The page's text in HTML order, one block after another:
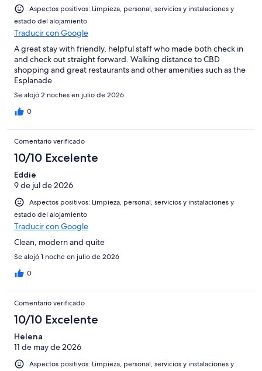
Mediocre
Horrible
Aspectos positivos: Limpieza, personal, servicios y instalaciones y
estado del alojamiento
Traducir con Google
A great stay with friendly, helpful staff who made both check in
and check out straight forward. Walking distance to CBD
shopping and great restaurants and other amenities such as the
Esplanade
Se alojó 2 noches en julio de 2026
0
Comentario verificado
10/10 Excelente
Eddie
9 de jul de 2026
Aspectos positivos: Limpieza, personal, servicios y instalaciones y
estado del alojamiento
Traducir con Google
Clean, modern and quite
Se alojó 1 noche en julio de 2026
0
Comentario verificado
10/10 Excelente
Helena
11 de may de 2026
Aspectos positivos: Limpieza, personal, servicios y instalaciones y